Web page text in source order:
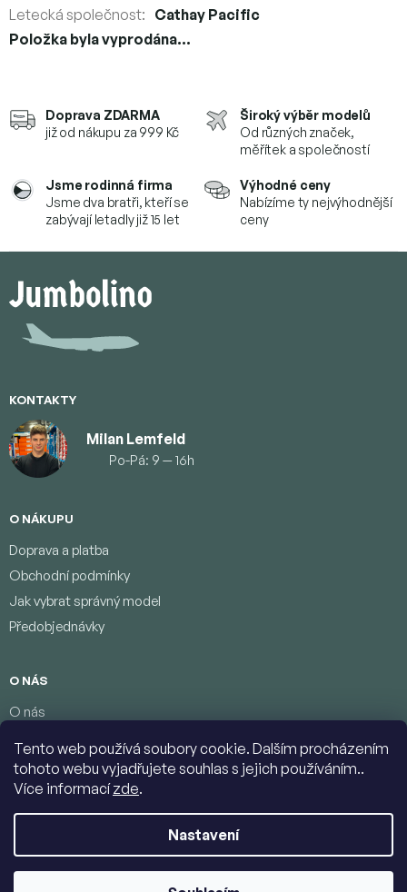
Tento web používá soubory cookie. Dalším procházením
tohoto webu vyjadřujete souhlas s jejich používáním..
Více informacízde.
Nastavení
Doprava ZDARMA
již od nákupu za 999 Kč
Široký výběr modelů
Od různých značek,
měřítek a společností
Jsme rodinná firma
Jsme dva bratři, kteří se
zabývají letadly již 15 let
Výhodné ceny
Nabízíme ty nejvýhodnější
ceny
Letecká společnost: Cathay Pacific
Položka byla vyprodána…
p
KONTAKTY
Milan Lemfeld
Po-Pá: 9 — 16h
O NÁKUPU
Doprava a platba
Obchodní podmínky
Jak vybrat správný model
Předobjednávky
O NÁS
O nás
Podmínky ochrany osobních údajů
Kontakty
Copyright 2026Jumbolino-model.com. Všechna práva vyhrazena.
Upravit nastavení cookies